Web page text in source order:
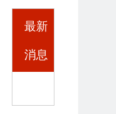
最新
消息